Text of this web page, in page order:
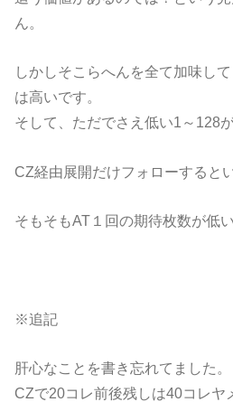
ん。
しかしそこらへんを全て加味して
は高いです。
そして、ただでさえ低い1～128
CZ経由展開だけフォローすると
そもそもAT１回の期待枚数が低
※追記
肝心なことを書き忘れてました。
CZで20コレ前後残しは40コレヤ